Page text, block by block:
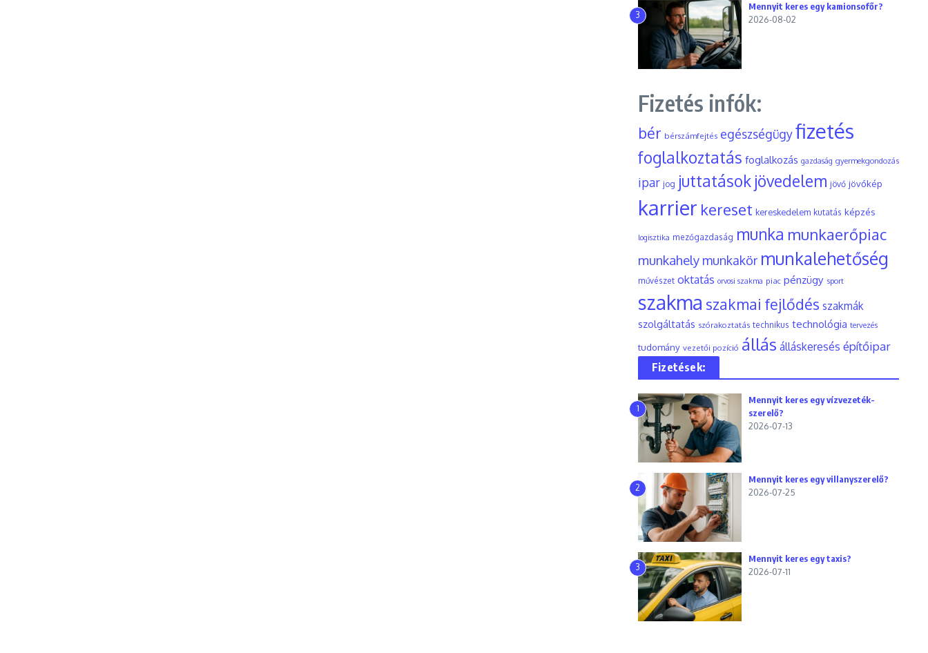
3
Mennyit keres egy kamionsofőr?
2026-08-02
Fizetés infók:
bér bérszámfejtés egészségügyfizetés
foglalkoztatás foglalkozás gazdaság gyermekgondozás
ipar jog juttatások jövedelem jövő jövőkép
karrier kereset kereskedelem kutatás képzés
logisztika mezőgazdaság munka munkaerőpiac
munkahely munkakör munkalehetőség
művészet oktatás orvosi szakma piac pénzügy sport
szakma szakmai fejlődés szakmák
szolgáltatás szórakoztatás technikus technológia tervezés
tudomány vezetői pozíció állás álláskeresés építőipar
Fizetések:
1
Mennyit keres egy vízvezeték-
szerelő?
2026-07-13
2
Mennyit keres egy villanyszerelő?
2026-07-25
3
Mennyit keres egy taxis?
2026-07-11